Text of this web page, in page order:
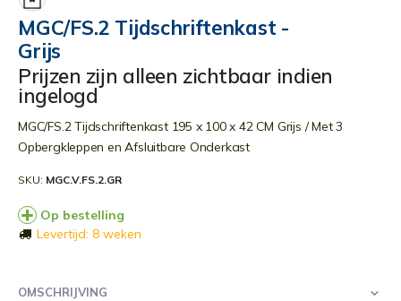
begin
van
de
afbeeldingen-
gallerij
MGC/FS.2 Tijdschriftenkast -
Grijs
Prijzen zijn alleen zichtbaar indien
ingelogd
MGC/FS.2 Tijdschriftenkast 195 x 100 x 42 CM Grijs / Met 3
Opbergkleppen en Afsluitbare Onderkast
SKU MGC.V.FS.2.GR
Op bestelling
Levertijd: 8 weken
OMSCHRIJVING